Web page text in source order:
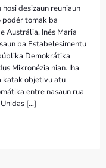
desizaun reuniaun
tomak ba
Austrália, Inês Maria
ba Estabelesimentu
Demokrátika
Mikronézia nian. Iha
katak objetivu atu
entre nasaun rua
[…]